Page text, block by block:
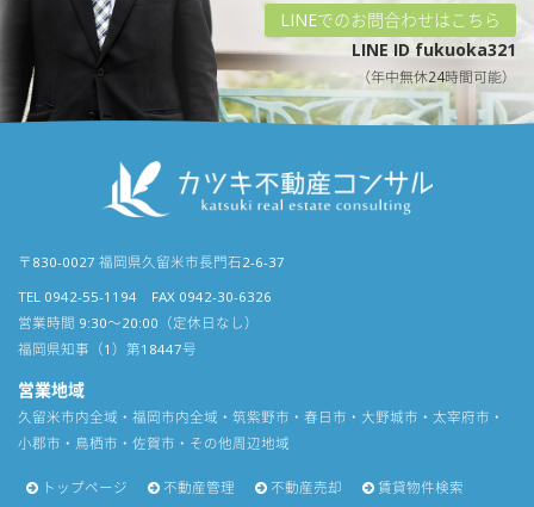
LINEでのお問合わせはこちら
LINE ID fukuoka321
（年中無休24時間可能）
〒830-0027 福岡県久留米市長門石2-6-37
TEL 0942-55-1194 FAX 0942-30-6326
営業時間 9:30〜20:00（定休日なし）
福岡県知事（1）第18447号
営業地域
久留米市内全域・福岡市内全域・筑紫野市・春日市・大野城市・太宰府市・
小郡市・鳥栖市・佐賀市・その他周辺地域
トップページ 不動産管理 不動産売却
賃貸物件検索